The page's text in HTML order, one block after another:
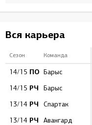
Вся карьера
Сезон Команда
14/15 ПО Барыс
14/15 РЧ Барыс
13/14 РЧ Спартак
13/14 РЧ Авангард